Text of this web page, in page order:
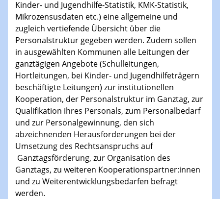
Kinder- und Jugendhilfe-Statistik, KMK-Statistik,
Mikrozensusdaten etc.) eine allgemeine und
zugleich vertiefende Übersicht über die
Personalstruktur gegeben werden. Zudem sollen
in ausgewählten Kommunen alle Leitungen der
ganztägigen Angebote (Schulleitungen,
Hortleitungen, bei Kinder- und Jugendhilfeträgern
beschäftigte Leitungen) zur institutionellen
Kooperation, der Personalstruktur im Ganztag, zur
Qualifikation ihres Personals, zum Personalbedarf
und zur Personalgewinnung, den sich
abzeichnenden Herausforderungen bei der
Umsetzung des Rechtsanspruchs auf
Ganztagsförderung, zur Organisation des
Ganztags, zu weiteren Kooperationspartner:innen
und zu Weiterentwicklungsbedarfen befragt
werden.